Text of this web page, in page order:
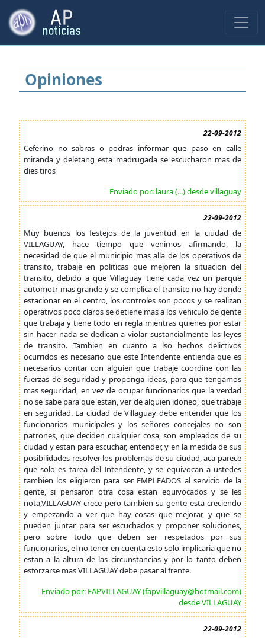
Opiniones
22-09-2012
Ceferino no sabras o podras informar que paso en calle
miranda y deletang esta madrugada se escucharon mas de
dies tiros
Enviado por: laura (...) desde villaguay
22-09-2012
Muy buenos los festejos de la juventud en la ciudad de
VILLAGUAY, hace tiempo que venimos afirmando, la
necesidad de que el municipio mas alla de los operativos de
transito, trabaje en politicas que mejoren la situacion del
transito, debido a que Villaguay tiene cada vez un parque
automotr mas grande y se complica el transito no hay donde
estacionar en el centro, los controles son pocos y se realizan
operativos poco claros se detiene mas a los vehiculo de gente
que trabaja y tiene todo en regla mientras quienes por estar
sin hacer nada se dedican a violar sustancialmente las leyes
de transito. Tambien en cuanto a lso hechos delictivos
ocurridos es necesario que este Intendente entienda que es
necesarios contar con alguien que trabaje coordine con las
fuerzas de seguridad y proponga ideas, para que tengamos
mas seguridad, en vez de ocupar funcionarios que la verdad
no se sabe para que estan, ver de alguien idoneo, que trabaje
en seguridad. La ciudad de Villaguay debe entender que los
funcionarios municipales y los señores concejales no son
patrones, que deciden cualquier cosa, son empleados de su
ciudad y estan para escuchar, entender, y en la medida de sus
posibilidades resolver los problemas de su ciudad, aca parece
que solo es tarea del Intendente, y se equivocan a ustedes
tambien los eligieron para ser EMPLEADOS al servicio de la
gente, si pensaron otra cosa estan equivocados y se les
nota,VILLAGUAY crece pero tambien su gente esta creciendo
y empezando a ver que hay cosas que mejorar, y que se
pueden juntar para ser escuchados y proponer soluciones,
pero sobre todo que deben ser respetados por sus
funcionarios, el no tener en cuenta esto solo implicaria que no
estan a la altura de las circunstancias y por lo tanto deben
esforzarse mas VILLAGUAY debe pasar al frente.
Enviado por: FAPVILLAGUAY (fapvillaguay@hotmail.com)
desde VILLAGUAY
22-09-2012